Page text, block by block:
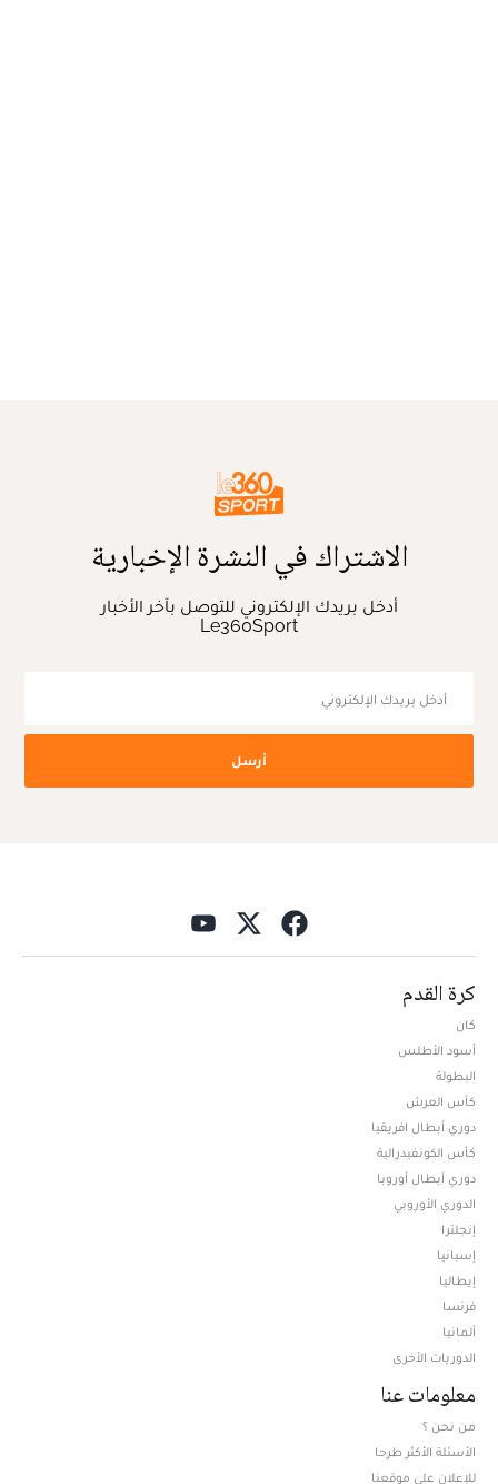
الاشتراك في النشرة الإخبارية
أدخل بريدك الإلكتروني للتوصل بآخر الأخبار
Le360Sport
أرسل
كرة القدم
كان
أسود الأطلس
البطولة
كأس العرش
دوري أبطال افريقيا
كأس الكونفيدرالية
دوري أبطال أوروبا
الدوري الأوروبي
إنجلترا
إسبانيا
إيطاليا
فرنسا
ألمانيا
الدوريات الأخرى
معلومات عنا
من نحن ؟
الأسئلة الأكثر طرحا
للإعلان على موقعنا